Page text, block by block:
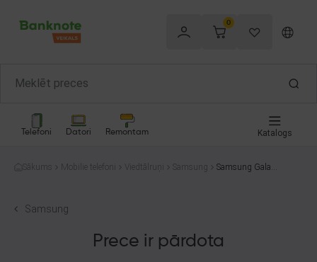
0
Telefoni Datori Remontam Katalogs
Sākums Mobilie telefoni Viedtālruņi Samsung
Samsung Galaxy
Samsung
Prece ir pārdota